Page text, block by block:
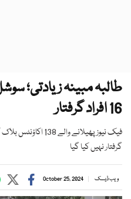
طالبہ مبینہ زیادتی؛
16 افراد گرفتار
فیک نیوز پھیلانے
گرفتار نہیں کیا گیا
ویب ڈیسک October 25, 2024